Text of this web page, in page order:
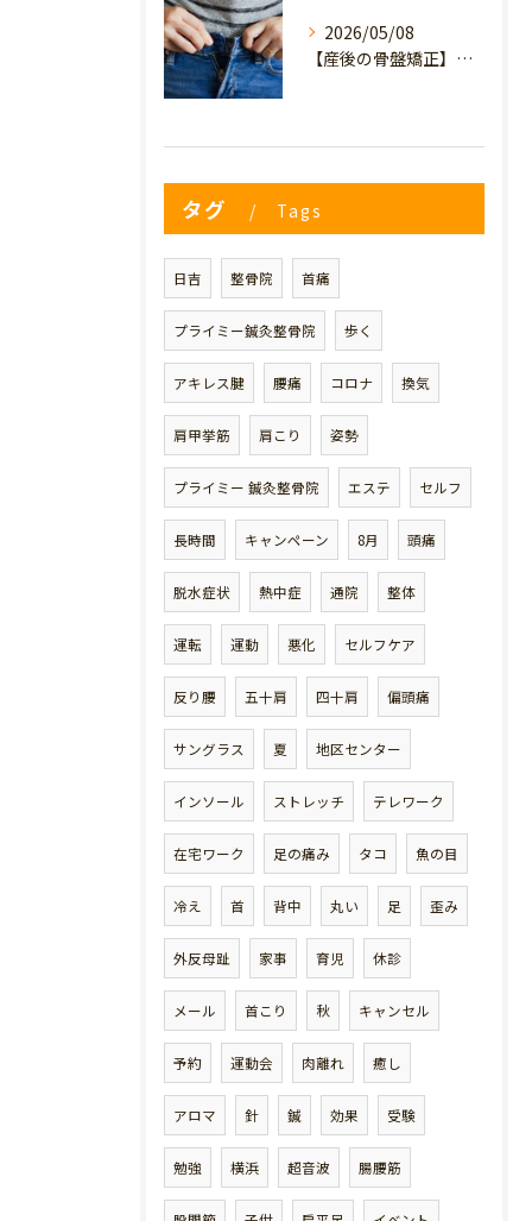
2026/05/08
【産後の骨盤矯正】妊娠前のデニムが履けない…
タグ Tags
日吉 整骨院 首痛
プライミー鍼灸整骨院 歩く
アキレス腱 腰痛 コロナ 換気
肩甲挙筋 肩こり 姿勢
プライミー 鍼灸整骨院 エステ セルフ
長時間 キャンペーン 8月 頭痛
脱水症状 熱中症 通院 整体
運転 運動 悪化 セルフケア
反り腰 五十肩 四十肩 偏頭痛
サングラス 夏 地区センター
インソール ストレッチ テレワーク
在宅ワーク 足の痛み タコ 魚の目
冷え 首 背中 丸い 足 歪み
外反母趾 家事 育児 休診
メール 首こり 秋 キャンセル
予約 運動会 肉離れ 癒し
アロマ 針 鍼 効果 受験
勉強 横浜 超音波 腸腰筋